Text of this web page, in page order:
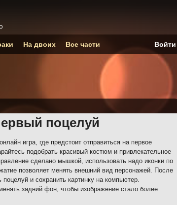
поцелуй
игра, где предстоит отправиться на первое
подобрать красивый костюм и привлекательное
сделано мышкой, использовать надо иконки по
позволяет менять внешний вид персонажей. После
и сохранить картинку на компьютер.
задний фон, чтобы изображение стало более
На двоих Все части Войти